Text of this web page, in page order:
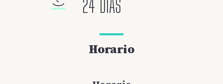
24 DÍAS
Horario